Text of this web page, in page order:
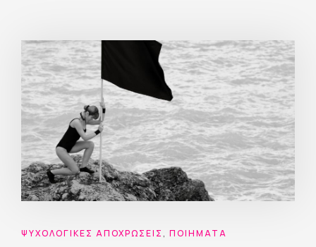
ΨΥΧΟΛΟΓΙΚΈΣ ΑΠΟΧΡΏΣΕΙΣ, ΠΟΙΉΜΑΤΑ